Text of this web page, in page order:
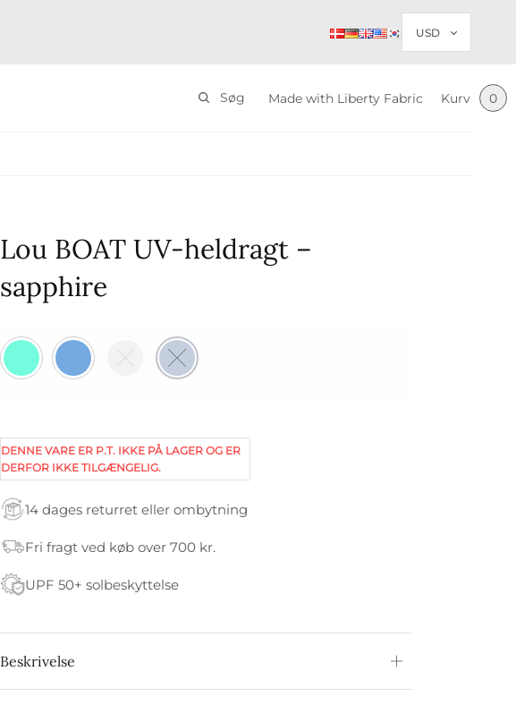
Søg Made with Liberty Fabric Kurv 0
Lou BOAT UV-heldragt –
sapphire
DENNE VARE ER P.T. IKKE PÅ LAGER OG ER
DERFOR IKKE TILGÆNGELIG.
14 dages returret eller ombytning
Fri fragt ved køb over 700 kr.
UPF 50+ solbeskyttelse
Beskrivelse